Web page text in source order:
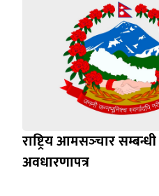
राष्ट्रिय आमसञ्‍चार
अवधारणापत्र